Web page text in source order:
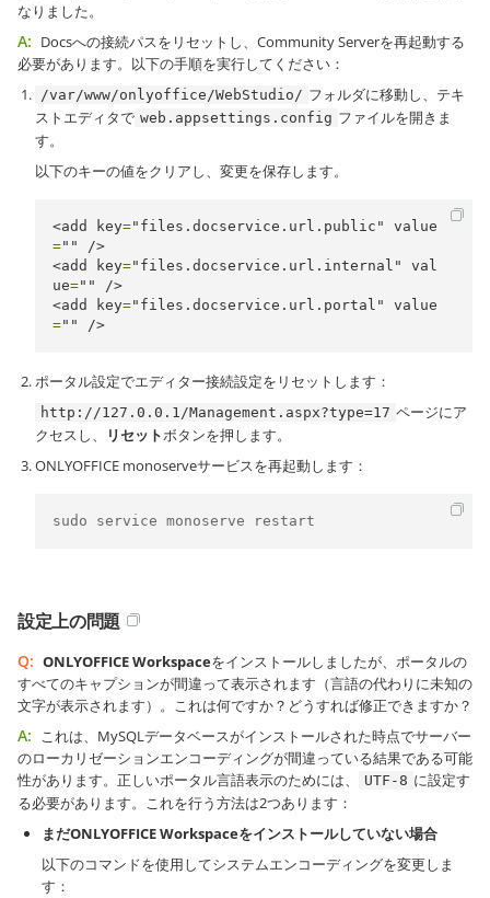
なりました。
A: Docsへの接続パスをリセットし、Community Serverを再起動する
必要があります。以下の手順を実行してください：
/var/www/onlyoffice/WebStudio/ フォルダに移動し、テキ
ストエディタで web.appsettings.config ファイルを開きま
す。
以下のキーの値をクリアし、変更を保存します。
<add key="files.docservice.url.public"
value
=""
/>
<add
key="files.docservice.url.internal"
val
ue=""
/>
<add
key="files.docservice.url.portal"
value
="" />
ポータル設定でエディター接続設定をリセットします：
http://127.0.0.1/Management.aspx?type=17 ページにア
クセスし、
リセットボタンを押します。
ONLYOFFICE monoserveサービスを再起動します：
sudo service monoserve restart
設定上の問題
Q: ONLYOFFICE Workspaceをインストールしましたが、ポータルの
すべてのキャプションが間違って表示されます（言語の代わりに未知の
文字が表示されます）。これは何ですか？どうすれば修正できますか？
A: これは、MySQLデータベースがインストールされた時点でサーバー
のローカリゼーションエンコーディングが間違っている結果である可能
性があります。正しいポータル言語表示のためには、
UTF-8 に設定す
る必要があります。これを行う方法は2つあります：
まだONLYOFFICE Workspaceをインストールしていない場合
以下のコマンドを使用してシステムエンコーディングを変更しま
す：